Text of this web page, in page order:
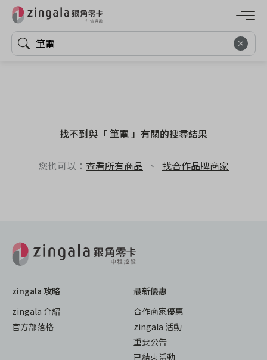
找不到與「 筆電 」有關的搜尋結果
您也可以： 查看所有商品 、 找合作品牌商家
zingala 攻略
zingala 介紹
官方部落格
最新優惠
合作商家優惠
zingala 活動
重要公告
已結束活動